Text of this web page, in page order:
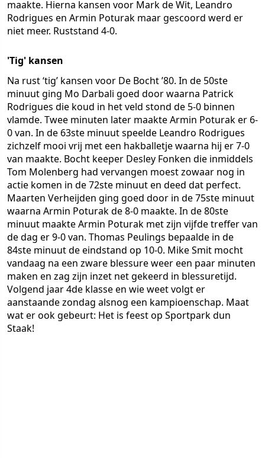
maakte. Hierna kansen voor Mark de Wit, Leandro
Rodrigues en Armin Poturak maar gescoord werd er
niet meer. Ruststand 4-0.
'Tig' kansen
Na rust ‘tig’ kansen voor De Bocht ’80. In de 50ste
minuut ging Mo Darbali goed door waarna Patrick
Rodrigues die koud in het veld stond de 5-0 binnen
vlamde. Twee minuten later maakte Armin Poturak er 6-
0 van. In de 63ste minuut speelde Leandro Rodrigues
zichzelf mooi vrij met een hakballetje waarna hij er 7-0
van maakte. Bocht keeper Desley Fonken die inmiddels
Tom Molenberg had vervangen moest zowaar nog in
actie komen in de 72ste minuut en deed dat perfect.
Maarten Verheijden ging goed door in de 75ste minuut
waarna Armin Poturak de 8-0 maakte. In de 80ste
minuut maakte Armin Poturak met zijn vijfde treffer van
de dag er 9-0 van. Thomas Peulings bepaalde in de
84ste minuut de eindstand op 10-0. Mike Smit mocht
vandaag na een zware blessure weer een paar minuten
maken en zag zijn inzet net gekeerd in blessuretijd.
Volgend jaar 4de klasse en wie weet volgt er
aanstaande zondag alsnog een kampioenschap. Maat
wat er ook gebeurt: Het is feest op Sportpark dun
Staak!